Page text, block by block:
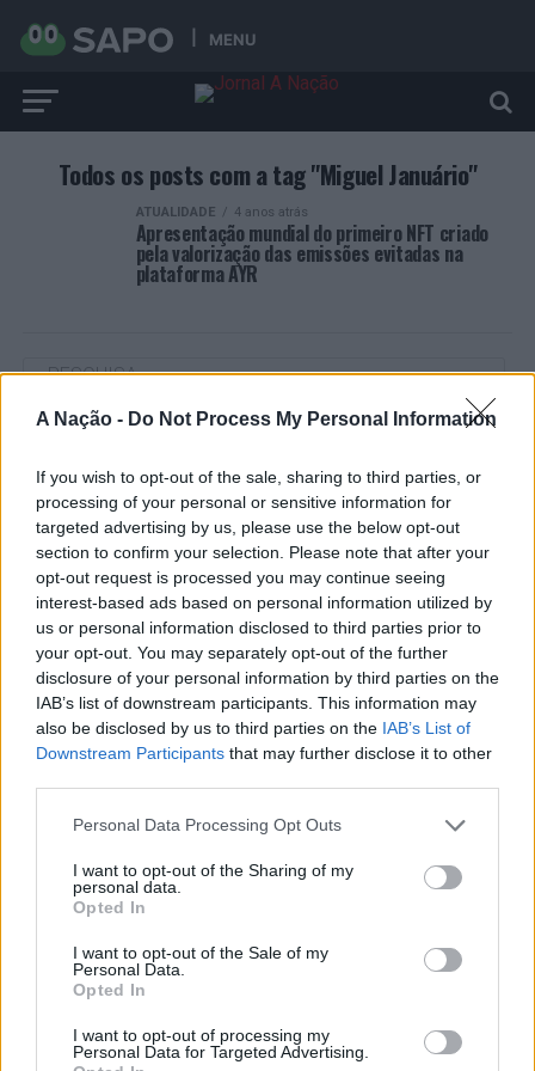
MENU
A Nação - Do Not Process My Personal Information
If you wish to opt-out of the sale, sharing to third parties, or
processing of your personal or sensitive information for
targeted advertising by us, please use the below opt-out
section to confirm your selection. Please note that after your
opt-out request is processed you may continue seeing
interest-based ads based on personal information utilized by
us or personal information disclosed to third parties prior to
your opt-out. You may separately opt-out of the further
disclosure of your personal information by third parties on the
IAB’s list of downstream participants. This information may
also be disclosed by us to third parties on the IAB’s List of
Downstream Participants that may further disclose it to other
Personal Data Processing Opt Outs
I want to opt-out of the Sharing of my
personal data.
Opted In
I want to opt-out of the Sale of my
Personal Data.
Opted In
I want to opt-out of processing my
Personal Data for Targeted Advertising.
Todos os posts com a tag "Miguel Januário"
ATUALIDADE 4 anos atrás
Apresentação mundial do primeiro NFT criado
pela valorização das emissões evitadas na
plataforma AYR
Castelo Branco: “Bienal Internacional de Artes e Ofícios”
promete afirmar artesanato, património e inovação como
“motores de desenvolvimento económico e cultural” do
município português
Covilhã: Especialista aponta investimento estrangeiro e
valorização imobiliária como motores do crescimento da
Beira Interior
Rio de Janeiro: Governo do Estado propõe parceria com a
FUNCEX para “reforçar inteligência sobre comércio
Esposende acolhe festival de kitesurf
Cinco projetos de Cascais finalistas em iniciativa europeia
COMENTÁRIOS RECENTES
ÚLTIMAS DESTAQUE VIDEOS